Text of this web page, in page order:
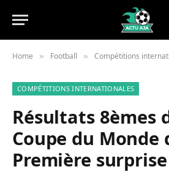
Home » Football » Compétitions
COMPÉTITIONS INTERNATIONALES
Résultats 8èmes
Coupe du Monde
Première